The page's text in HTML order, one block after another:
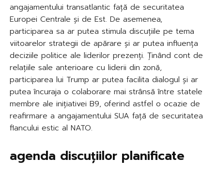
angajamentului transatlantic față de securitatea
Europei Centrale și de Est. De asemenea,
participarea sa ar putea stimula discuțiile pe tema
viitoarelor strategii de apărare și ar putea influența
deciziile politice ale liderilor prezenți. Ținând cont de
relațiile sale anterioare cu liderii din zonă,
participarea lui Trump ar putea facilita dialogul și ar
putea încuraja o colaborare mai strânsă între statele
membre ale inițiativei B9, oferind astfel o ocazie de
reafirmare a angajamentului SUA față de securitatea
flancului estic al NATO.
agenda discuțiilor planificate